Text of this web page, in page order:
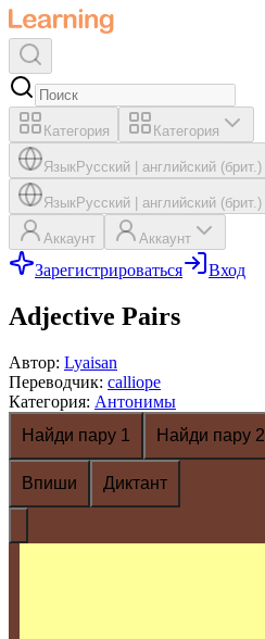
Категория Категория
ЯзыкРусский английский (брит.)
ЯзыкРусский английский (брит.)
Аккаунт Аккаунт
Зарегистрироваться Вход
Adjective Pairs
Автор: Lyaisan
Переводчик: calliope
Категория: Антонимы
Найди пару 1
Найди пару 2
Впиши Диктант